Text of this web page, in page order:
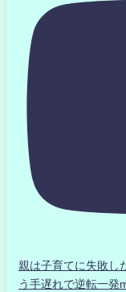
親は子育てに失敗し
う手遅れで逆転一発